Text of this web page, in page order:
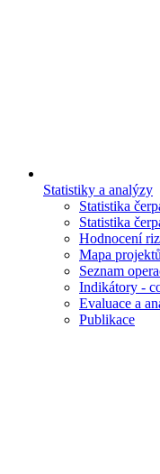
Statistiky a analýzy
Statistika
Statistika
Hodnocení
Mapa projektů
Seznam
Indikátory -
Evaluace a
Publikace